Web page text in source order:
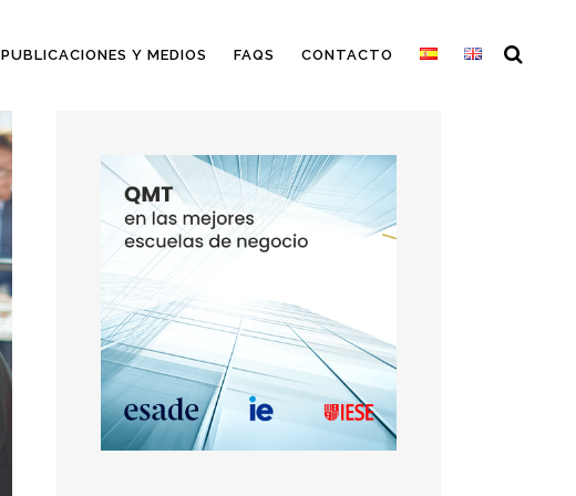
PUBLICACIONES Y MEDIOS FAQS CONTACTO